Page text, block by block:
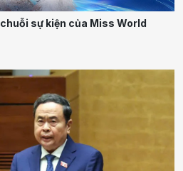
sự kiện của Miss World